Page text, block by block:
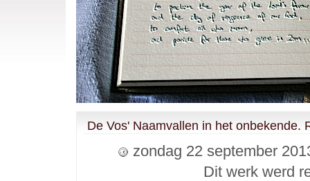
De Vos' Naamvallen in het onbekende.
zondag 22 september
Dit werk werd